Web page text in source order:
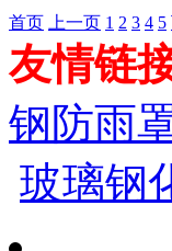
首页 上一页 1 2 3 4 5
友情链
钢防雨
玻璃钢